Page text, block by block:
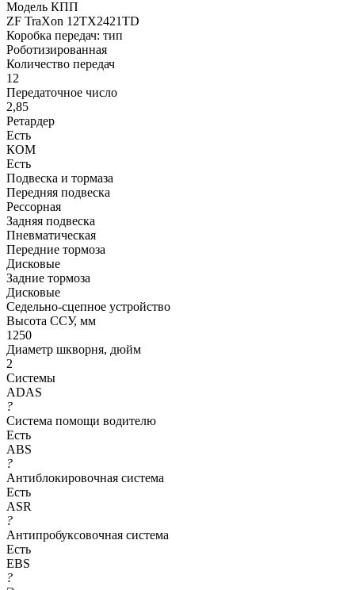
Модель КПП
ZF TraXon 12TX2421TD
Коробка передач: тип
Роботизированная
Количество передач
12
Передаточное число
2,85
Ретардер
Есть
КОМ
Есть
Подвеска и тормаза
Передняя подвеска
Рессорная
Задняя подвеска
Пневматическая
Передние тормоза
Дисковые
Задние тормоза
Дисковые
Седельно-сцепное устройство
Высота ССУ, мм
1250
Диаметр шкворня, дюйм
2
Системы
ADAS
?
Система помощи водителю
Есть
ABS
?
Антиблокировочная система
Есть
ASR
?
Антипробуксовочная система
Есть
EBS
?